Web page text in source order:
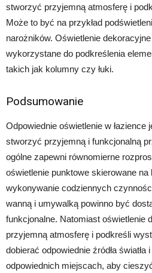
stworzyć przyjemną atmosferę i
Może to być na przykład
narożników. Oświetlenie
wykorzystane do podkreślenia
takich jak kolumny czy łuki.
Podsumowanie
Odpowiednie oświetlenie w
stworzyć przyjemną i funkcjonalną
ogólne zapewni równomierne
oświetlenie punktowe skierowane
wykonywanie codziennych
wanną i umywalką powinno być
funkcjonalne. Natomiast oświetlenie
przyjemną atmosferę i podkreśli
dobierać odpowiednie źródła światła
odpowiednich miejscach, aby